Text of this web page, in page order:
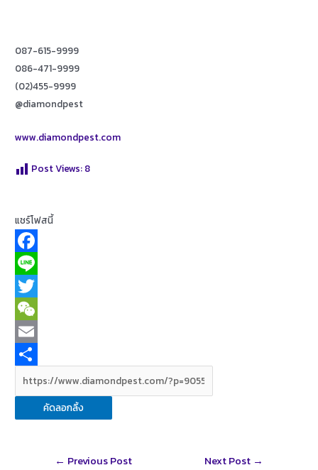
087-615-9999
086-471-9999
(02)455-9999
@diamondpest
www.diamondpest.com
Post Views: 8
แชร์โฟสนี้
F
a
c
e
b
o
k
L
n
e
T
w
t
e
W
e
h
a
E
m
a
i
h
a
คัดลอกลิ้ง
← Previous Post Next Post →